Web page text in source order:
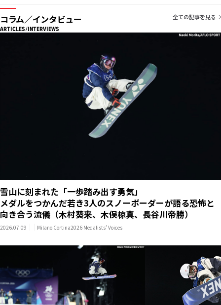
コラム／インタビュー
ARTICLES/INTERVIEWS
全ての記事を見る
雪山に刻まれた「一歩踏み出す勇気」
メダルをつかんだ若き3人のスノーボーダーが語る恐怖と
向き合う流儀（木村葵来、木俣椋真、長谷川帝勝）
2026.07.09 Milano Cortina2026 Medalists’ Voices